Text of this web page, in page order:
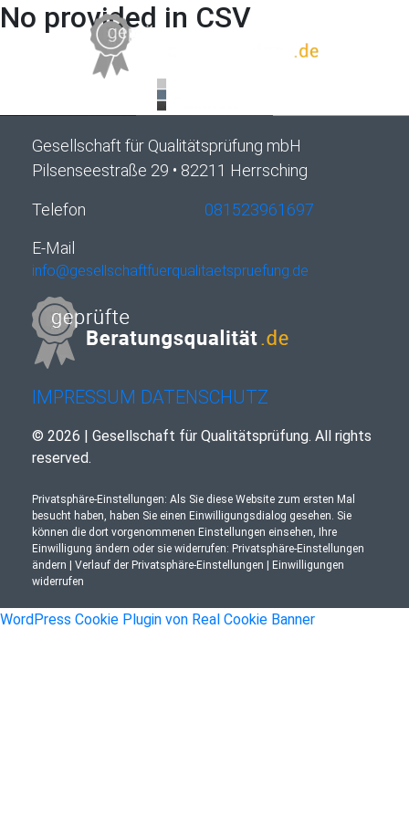
No provided in CSV
Gesellschaft für Qualitätsprüfung mbH
Pilsenseestraße 29 • 82211 Herrsching
Telefon
081523961697
E-Mail
info@gesellschaftfuerqualitaetspruefung.de
IMPRESSUM DATENSCHUTZ
© 2026 | Gesellschaft für Qualitätsprüfung. All rights
reserved.
Privatsphäre-Einstellungen: Als Sie diese Website zum ersten Mal
besucht haben, haben Sie einen Einwilligungsdialog gesehen. Sie
können die dort vorgenommenen Einstellungen einsehen, Ihre
Einwilligung ändern oder sie widerrufen: Privatsphäre-Einstellungen
ändern
Verlauf der Privatsphäre-Einstellungen
Einwilligungen
widerrufen
WordPress Cookie Plugin von Real Cookie Banner